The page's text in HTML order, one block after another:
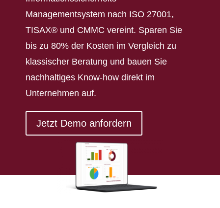
Managementsystem nach ISO 27001,
TISAX® und CMMC vereint. Sparen Sie
bis zu 80% der Kosten im Vergleich zu
klassischer Beratung und bauen Sie
nachhaltiges Know-how direkt im
Unternehmen auf.
Jetzt Demo anfordern